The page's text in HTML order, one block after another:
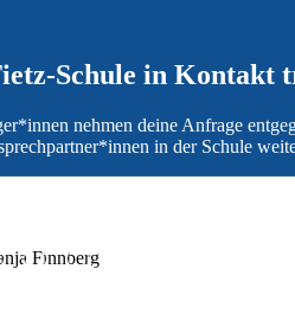
Schule in Kontakt
nehmen deine Anfrage
in der Schule